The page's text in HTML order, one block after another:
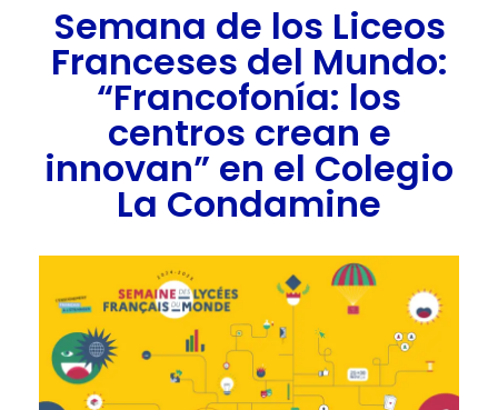
Semana de los Liceos
Franceses del Mundo:
“Francofonía: los
centros crean e
innovan” en el Colegio
La Condamine